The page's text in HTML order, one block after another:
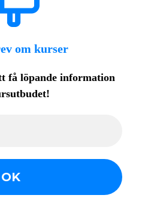
om kurser
få löpande information